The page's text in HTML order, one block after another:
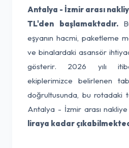
Antalya - İzmir arası
TL'den başlamaktadır.
eşyanın hacmi, paketleme
ve binalardaki asansör
gösterir. 2026 yılı
ekiplerimizce belirlenen
doğrultusunda, bu rotadaki
Antalya - İzmir arası
liraya kadar